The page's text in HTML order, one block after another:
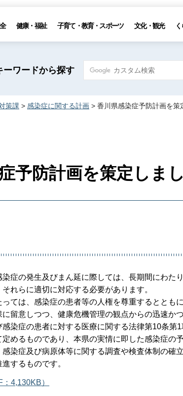
健康・福祉 子育て・教育・スポーツ 文化・観光
ーワードから探す
策課 > 感染症に関する計画 > 香川県感染症予防計画を策
予防計画を策定しま
症の発生及びまん延に際しては、長期間にわた
れらに適切に対応する必要があります。
ては、感染症の患者等の人権を尊重するととも
留意しつつ、健康危機管理の観点からの迅速か
染症の患者に対する医療に関する法律第10条第
めるものであり、本県の実情に即した感染症の
染症及び病原体等に関する調査や検査体制の確
するものです。
4,130KB）